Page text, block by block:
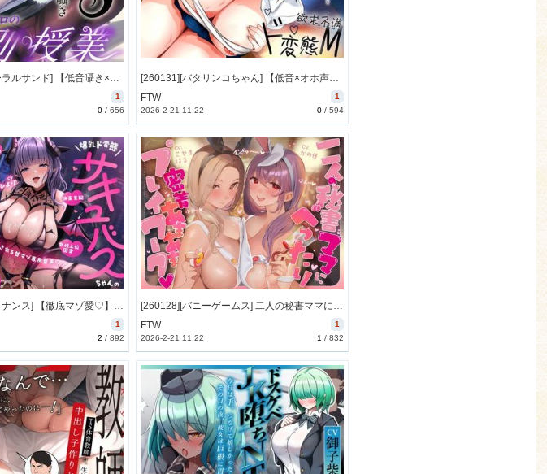
[260131][バイノーラルサンド] 【低音囁き×心情代弁×乳首責め×耳舐め】～爆乳ドS家庭教師の密着囁き～合格させる気ゼロの個別授業【CV秋山はるる】 [1227M] [RJ01547423]
1
0 /656
[260131][バタリンコちゃん] 【低音×オホ声】サラシで隠した発育神ボディのボクっ娘幼馴染は欲求不満ド変態M 「お願い、もっとボクを罵って…ください…」 [921M] [RJ01546539]
1
FTW
0 /594
2026-2-21 11:22
[260130][舐愛ドミナンス] 【徹底マゾ愛♡】爆乳ド変態サキュバスちゃんのえげつないドスケベ愛に囚われ、精を吸い尽くされる甘マゾ専用音声♡【cv御崎ひより】 [868M] [RJ01547562]
1
2 /892
[260128][バニーゲームス] 二人の秘書ママにべったり密着あまあま赤ちゃんプレイワーク♡ [3938M] [RJ01547961]
1
FTW
1 /832
2026-2-21 11:22